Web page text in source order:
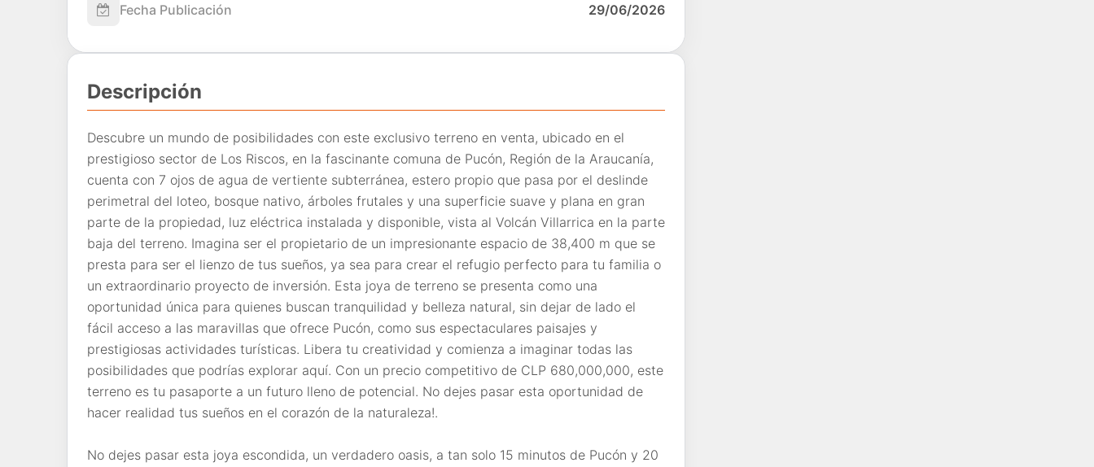
Fecha Publicación 29/06/2026
Descripción
Descubre un mundo de posibilidades con este exclusivo terreno en venta, ubicado en el
prestigioso sector de Los Riscos, en la fascinante comuna de Pucón, Región de la Araucanía,
cuenta con 7 ojos de agua de vertiente subterránea, estero propio que pasa por el deslinde
perimetral del loteo, bosque nativo, árboles frutales y una superficie suave y plana en gran
parte de la propiedad, luz eléctrica instalada y disponible, vista al Volcán Villarrica en la parte
baja del terreno. Imagina ser el propietario de un impresionante espacio de 38,400 m que se
presta para ser el lienzo de tus sueños, ya sea para crear el refugio perfecto para tu familia o
un extraordinario proyecto de inversión. Esta joya de terreno se presenta como una
oportunidad única para quienes buscan tranquilidad y belleza natural, sin dejar de lado el
fácil acceso a las maravillas que ofrece Pucón, como sus espectaculares paisajes y
prestigiosas actividades turísticas. Libera tu creatividad y comienza a imaginar todas las
posibilidades que podrías explorar aquí. Con un precio competitivo de CLP 680,000,000, este
terreno es tu pasaporte a un futuro lleno de potencial. No dejes pasar esta oportunidad de
hacer realidad tus sueños en el corazón de la naturaleza!.
No dejes pasar esta joya escondida, un verdadero oasis, a tan solo 15 minutos de Pucón y 20